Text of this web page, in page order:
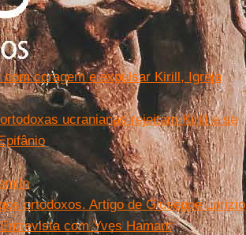
coragem e expulsar Kirill, Igreja
ucranianas rejeitam Kirill e se
ortodoxos. Artigo de Giuseppe Lorizio
com Yves Hamant